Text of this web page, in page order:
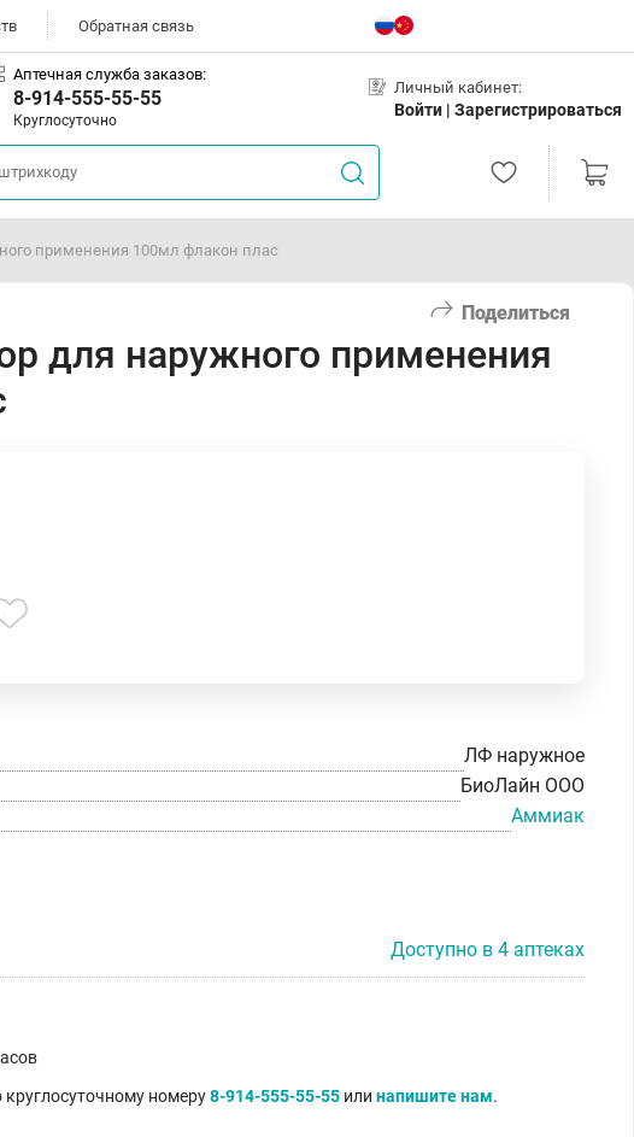
Обратная связь
Аптечная служба заказов:
8-914-555-55-55
Круглосуточно
Личный кабинет:
Войти | Зарегистрироваться
применения 100мл флакон плас
Поделиться
для наружного применения
ЛФ наружное
БиоЛайн ООО
Аммиак
Доступно в 4 аптеках
номеру8-914-555-55-55 или напишите нам.